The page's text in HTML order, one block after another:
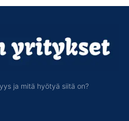
ja mitä hyötyä siitä on?